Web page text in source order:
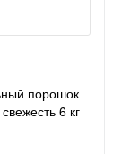
порошок
6 кг